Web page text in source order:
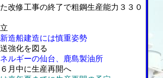
改修工事の終了で粗鋼生産能力３３０
造船建造には慎重姿勢
強化を図る
ルギーの仙台、鹿島製油所
月中に生産再開へ